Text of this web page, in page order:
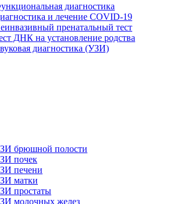
диагностика
и лечение COVID-19
пренатальный тест
ДНК на установление родства
диагностика (УЗИ)
брюшной полости
почек
печени
матки
простаты
молочных желез